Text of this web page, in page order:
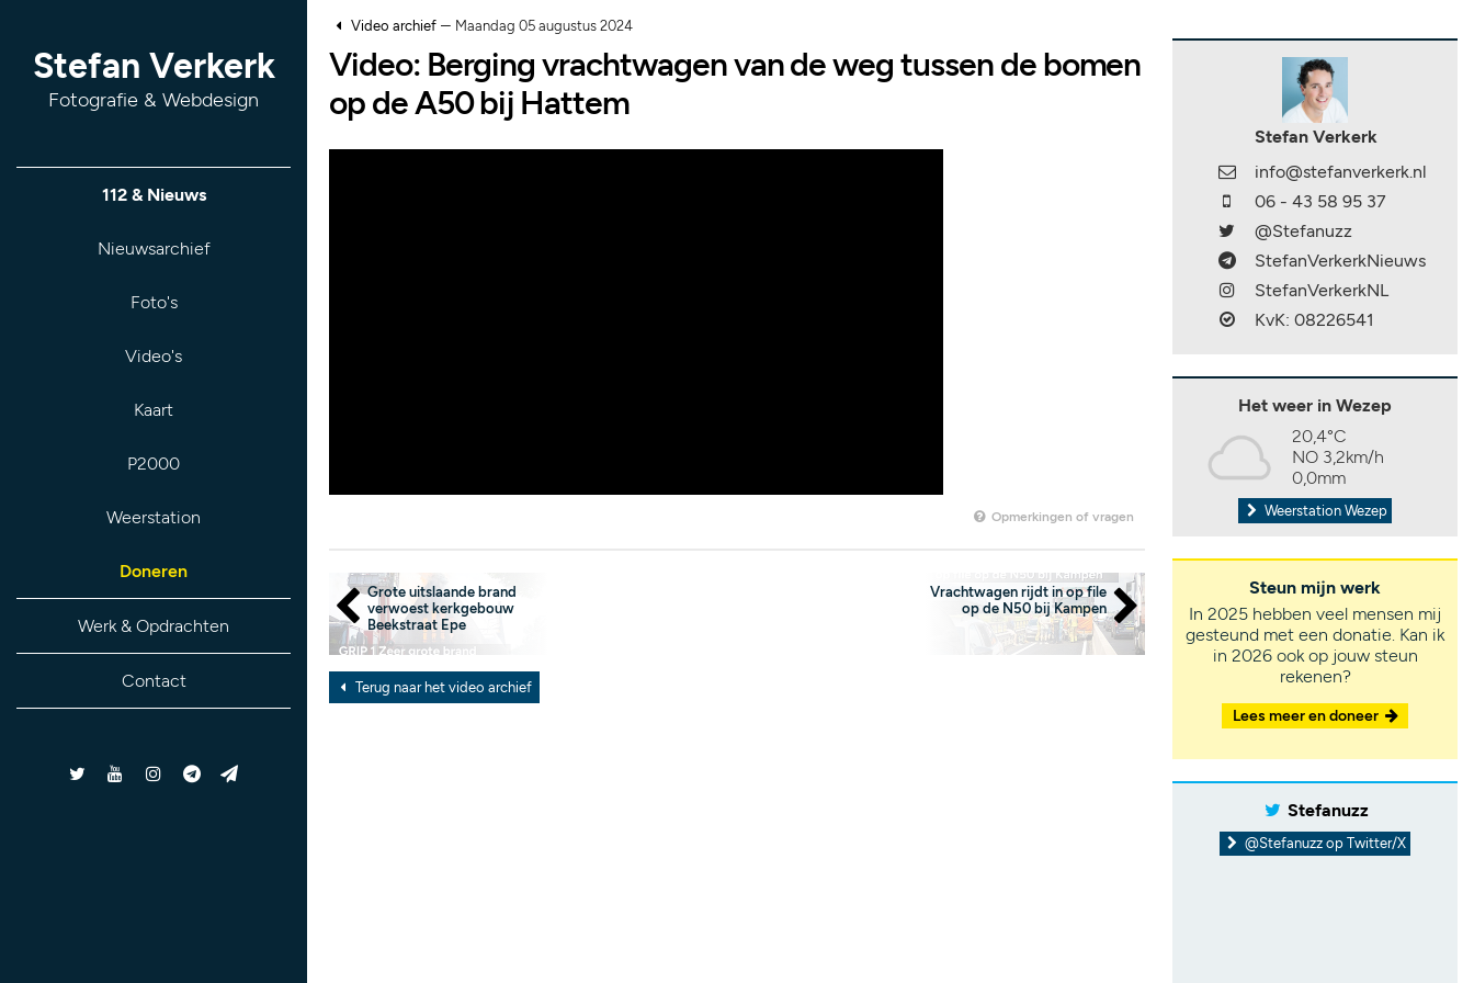
Stefan Verkerk
Fotografie & Webdesign
112 & Nieuws
Nieuwsarchief
Foto's
Video's
Kaart
P2000
Weerstation
Doneren
Werk & Opdrachten
Contact
Video archief– Maandag 05 augustus 2024
Video: Berging vrachtwagen van de weg tussen de bomen
op de A50 bij Hattem
Opmerkingen of vragen
Grote uitslaande brand
verwoest kerkgebouw
Beekstraat Epe
Vrachtwagen rijdt in op file
op de N50 bij Kampen
Terug naar het video archief
Stefan Verkerk
info@stefanverkerk.nl
06 - 43 58 95 37
@Stefanuzz
StefanVerkerkNieuws
StefanVerkerkNL
KvK: 08226541
Het weer in Wezep
20,4°C
NO 3,2km/h
0,0mm
Weerstation Wezep
Steun mijn werk
In 2025 hebben veel mensen mij
gesteund met een donatie. Kan ik
in 2026 ook op jouw steun
rekenen?
Lees meer en doneer
Stefanuzz
@Stefanuzz op Twitter/X